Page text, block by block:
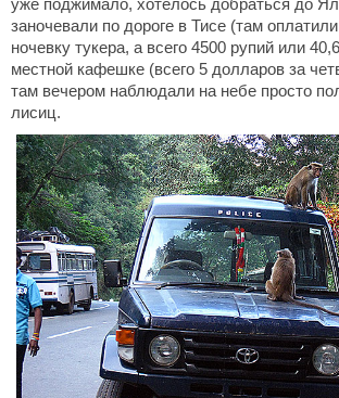
уже поджимало, хотелось добраться до
заночевали по дороге в Тисе (там
ночевку тукера, а всего 4500 рупий или
местной кафешке (всего 5 долларов за
там вечером наблюдали на небе просто
лисиц.